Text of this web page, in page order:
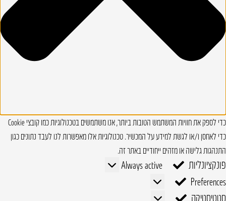
כדי לספק את חוויות המשתמש הטובות ביותר, אנו משתמשים בטכנולוגיות כמו קובצי Cookie
כדי לאחסן ו/או לגשת למידע על המכשיר. טכנולוגיות אלו מאפשרות לנו לעבד נתונים כגון
התנהגות גלישה או מזהים ייחודיים באתר זה.
פונקציונליות פונקציונליות
Always active
Preferences
Preferences
סטטיסטיקה
סטטיסטיקה